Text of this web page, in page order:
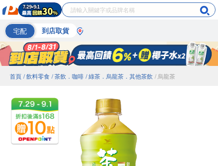
宅配 到店取貨
首頁 / 飲料零食 / 茶飲．咖啡 / 綠茶．烏龍茶．其他茶飲 / 烏龍茶